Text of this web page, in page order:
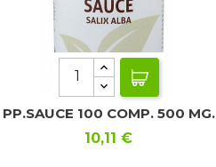
PP.SAUCE 100 COMP. 500 MG.
Precio
10,11 €